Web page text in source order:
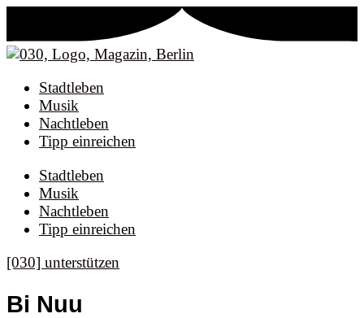
Stadtleben
Musik
Nachtleben
Tipp einreichen
Stadtleben
Musik
Nachtleben
Tipp einreichen
[030] unterstützen
Bi Nuu